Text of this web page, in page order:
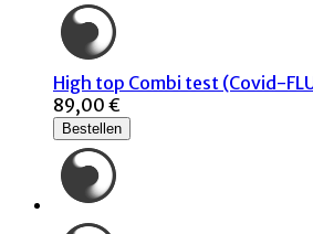
High top Combi test (Covid-
89,00 €
Bestellen